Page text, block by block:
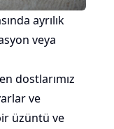
ayrılık
veya
dostlarımız
ve
üzüntü ve